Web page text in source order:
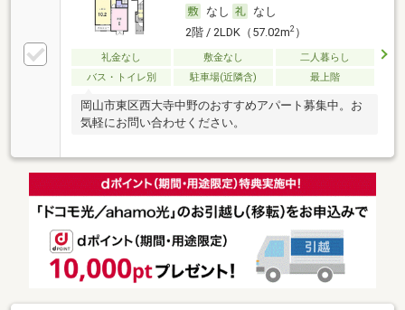
なし
なし
2階 / 2LDK（57.02m2）
礼金なし 敷金なし
二人暮らし
バス・トイレ別
駐車場(近隣含) 最上階
岡山市東区西大寺中野のおすすめアパート募集中。お
気軽にお問い合わせください。